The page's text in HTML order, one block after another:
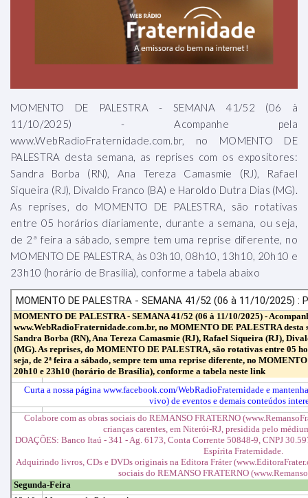
MOMENTO DE PALESTRA - SEMANA 41/52 (06 à
11/10/2025) - Acompanhe pela
www.WebRadioFraternidade.com.br, no MOMENTO DE
PALESTRA desta semana, as reprises com os expositores:
Sandra Borba (RN), Ana Tereza Camasmie (RJ), Rafael
Siqueira (RJ), Divaldo Franco (BA) e Haroldo Dutra Dias (MG).
As reprises, do MOMENTO DE PALESTRA, são rotativas
entre 05 horários diariamente, durante a semana, ou seja,
de 2ª feira a sábado, sempre tem uma reprise diferente, no
MOMENTO DE PALESTRA, às 03h10, 08h10, 13h10, 20h10 e
23h10 (horário de Brasília), conforme a tabela abaixo